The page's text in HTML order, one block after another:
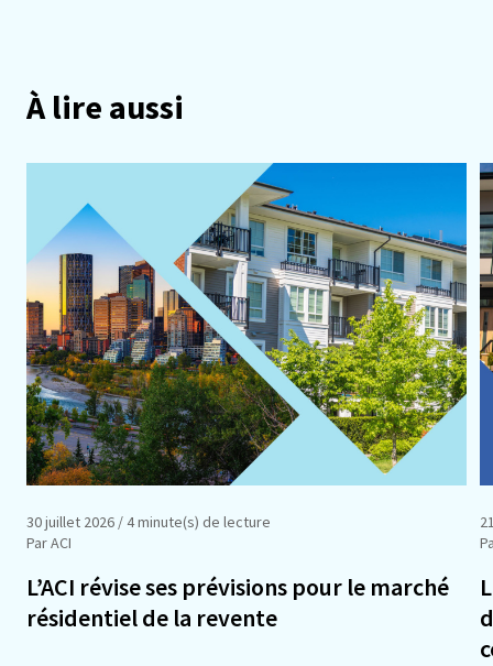
À lire aussi
30 juillet 2026 / 4 minute(s) de lecture
Par ACI
L’ACI révise ses prévisions pour le marché
résidentiel de la revente